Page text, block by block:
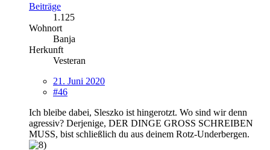
Beiträge
1.125
Wohnort
Banja
Herkunft
Vesteran
21. Juni 2020
#46
Ich bleibe dabei, Sleszko ist hingerotzt. Wo sind wir denn
agressiv? Derjenige, DER DINGE GROSS SCHREIBEN
MUSS, bist schließlich du aus deinem Rotz-Underbergen.